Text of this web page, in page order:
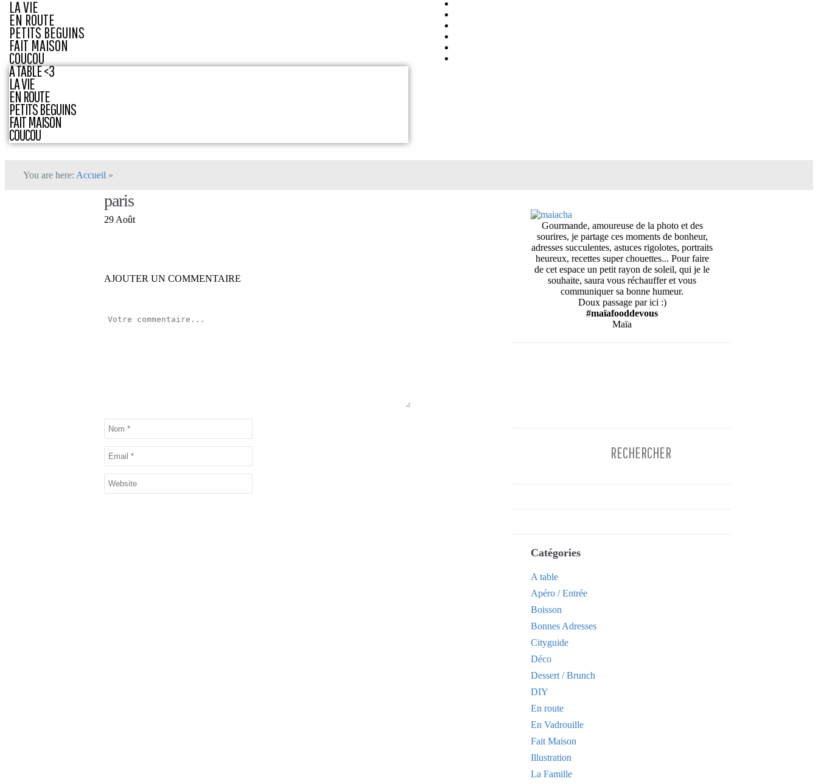
LA VIE
EN ROUTE
PETITS BEGUINS
FAIT MAISON
COUCOU
A TABLE <3
LA VIE
EN ROUTE
PETITS BEGUINS
FAIT MAISON
COUCOU
You are here: Accueil »
paris
29 Août
AJOUTER UN COMMENTAIRE
Gourmande, amoureuse de la photo et des
sourires, je partage ces moments de bonheur,
adresses succulentes, astuces rigolotes, portraits
heureux, recettes super chouettes... Pour faire
de cet espace un petit rayon de soleil, qui je le
souhaite, saura vous réchauffer et vous
communiquer sa bonne humeur.
Doux passage par ici :)
#maïafooddevous
Maïa
Catégories
A table
Apéro / Entrée
Boisson
Bonnes Adresses
Cityguide
Déco
Dessert / Brunch
DIY
En route
En Vadrouille
Fait Maison
Illustration
La Famille